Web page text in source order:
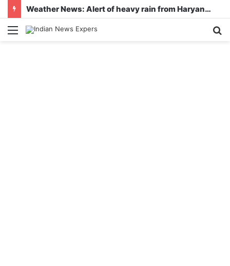
Weather News: Alert of heavy rain from Haryana-Gujarat to Odisha, monsoon is active in many states
Menu